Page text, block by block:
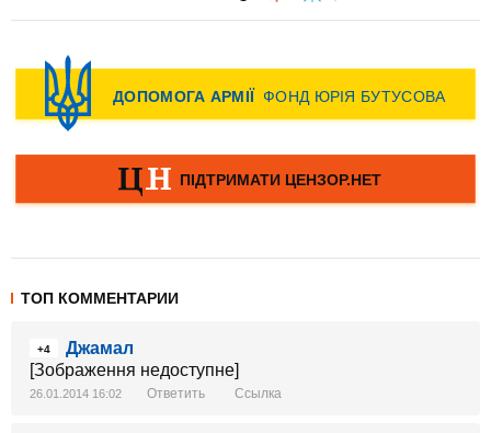
ТОП КОММЕНТАРИИ
+4
Джамал
[Зображення недоступне]
26.01.2014 16:02 Ответить Ссылка